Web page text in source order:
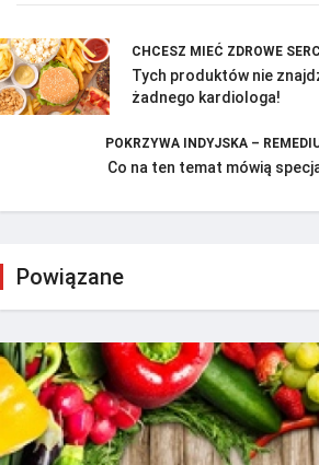
CHCESZ MIEĆ ZDROWE
Tych produktów nie
żadnego kardiologa!
POKRZYWA INDYJSKA –
Co na ten temat mówią
Powiązane